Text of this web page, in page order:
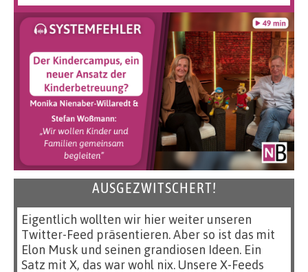
AUSGEZWITSCHERT!
Eigentlich wollten wir hier weiter unseren
Twitter-Feed präsentieren. Aber so ist das mit
Elon Musk und seinen grandiosen Ideen. Ein
Satz mit X, das war wohl nix. Unsere X-Feeds